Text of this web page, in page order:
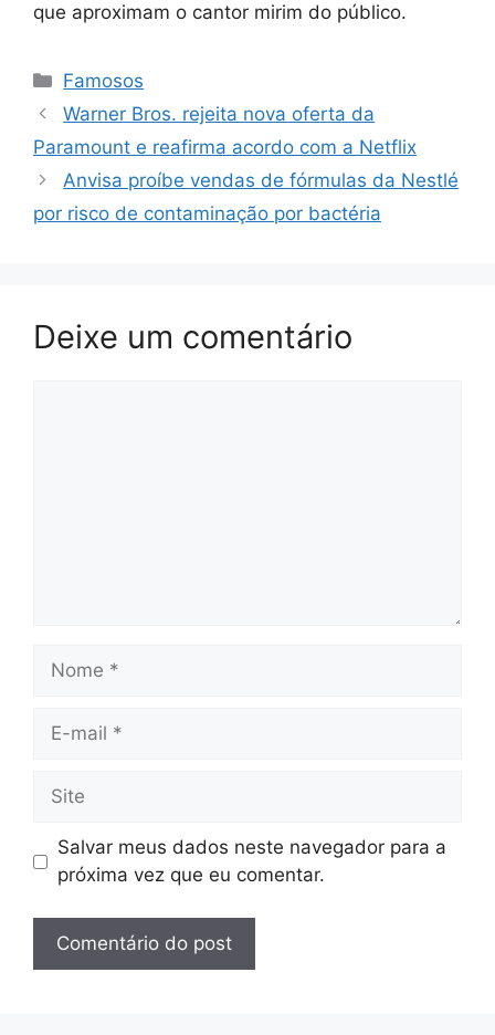
que aproximam o cantor mirim do público.
Categorias
Famosos
Warner Bros. rejeita nova oferta da
Paramount e reafirma acordo com a Netflix
Anvisa proíbe vendas de fórmulas da Nestlé
por risco de contaminação por bactéria
Deixe um comentário
Nome
Site
Salvar meus dados neste navegador para a
próxima vez que eu comentar.